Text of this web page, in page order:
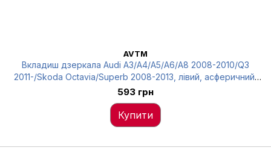
AVTM
Вкладиш дзеркала Audi A3/A4/A5/A6/A8 2008-2010/Q3
2011-/Skoda Octavia/Superb 2008-2013, лівий, асферичний,
AVTM, 4F0857535AF, 186471795
593 грн
Купити